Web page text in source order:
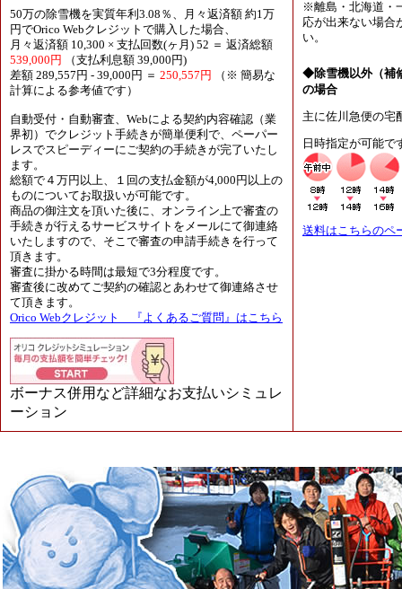
50万の除雪機を実質年利3.08％、月々返済額 約1万
円でOrico Webクレジットで購入した場合、
月々返済額 10,300 × 支払回数(ヶ月) 52 ＝ 返済総額
539,000円
（支払利息額 39,000円)
差額 289,557円 - 39,000円 ＝ 250,557円
（※ 簡易な
計算による参考値です）
自動受付・自動審査、Webによる契約内容確認（業
界初）でクレジット手続きが簡単便利で、ペーパー
レスでスピーディーにご契約の手続きが完了いたし
ます。
総額で４万円以上、１回の支払金額が4,000円以上の
ものについてお取扱いが可能です。
商品の御注文を頂いた後に、オンライン上で審査の
手続きが行えるサービスサイトをメールにて御連絡
いたしますので、そこで審査の申請手続きを行って
頂きます。
審査に掛かる時間は最短で3分程度です。
審査後に改めてご契約の確認とあわせて御連絡させ
て頂きます。
Orico Webクレジット 『よくあるご質問』はこちら
ボーナス併用など詳細なお支払いシミュレ
ーション
※離島・北海道・
応が出来ない場合
い。
◆除雪機以外（補
の場合
主に佐川急便の宅
日時指定が可能で
送料はこちらのペ